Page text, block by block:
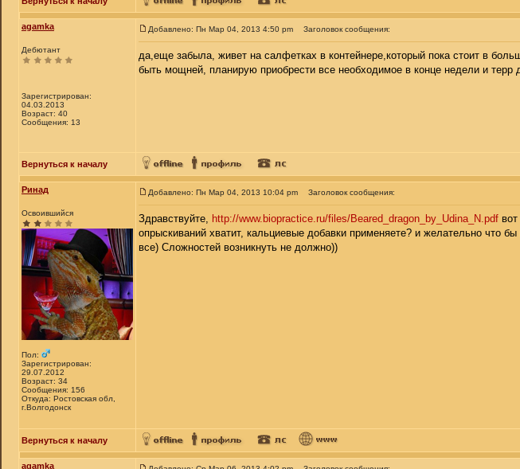
agamka
Дебютант
Зарегистрирован:
04.03.2013
Возраст: 40
Сообщения: 13
Добавлено: Пн Мар 04, 2013 4:50 pm Заголовок сообщения:
да,еще забыла, живет на салфетках в контейнере,который пока стоит в
быть мощней, планирую приобрести все необходимое в конце недели и терр
Вернуться к началу
Ринад
Освоившийся
Пол:
Зарегистрирован:
29.07.2012
Возраст: 34
Сообщения: 156
Откуда: Ростовская обл,
г.Волгодонск
Добавлено: Пн Мар 04, 2013 10:04 pm Заголовок сообщения:
Здравствуйте, http://www.biopractice.ru/files/Beared_dragon_by_Udina_N.pdf
опрыскиваний хватит, кальциевые добавки применяете? и желательно что
все) Сложностей возникнуть не должно))
Вернуться к началу
agamka